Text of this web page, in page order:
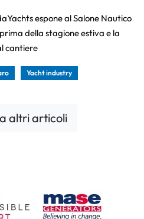
espone al Salone Nautico
della stagione estiva e la
cantiere
Yacht industry
altri articoli